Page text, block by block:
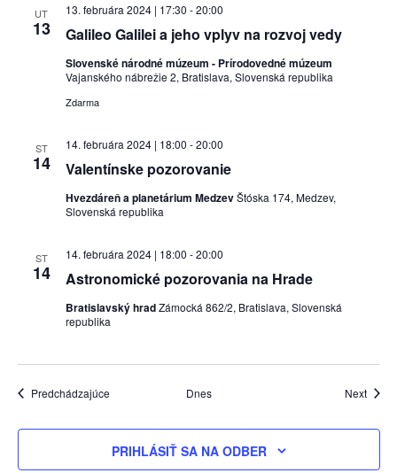
UT
13 Galileo Galilei a jeho vplyv na rozvoj vedy
13. februára 2024 | 17:30 -20:00
Slovenské národné múzeum - Prírodovedné múzeum
Vajanského nábrežie 2, Bratislava, Slovenská republika
Zdarma
ST
14 Valentínske pozorovanie
14. februára 2024 | 18:00 -20:00
Hvezdáreň a planetárium MedzevŠtóska 174, Medzev,
Slovenská republika
ST
14 Astronomické pozorovania na Hrade
14. februára 2024 | 18:00 -20:00
Bratislavský hradZámocká 862/2, Bratislava, Slovenská
republika
PredchádzajúceUdalosti Dnes Next
PRIHLÁSIŤ SA NA ODBER